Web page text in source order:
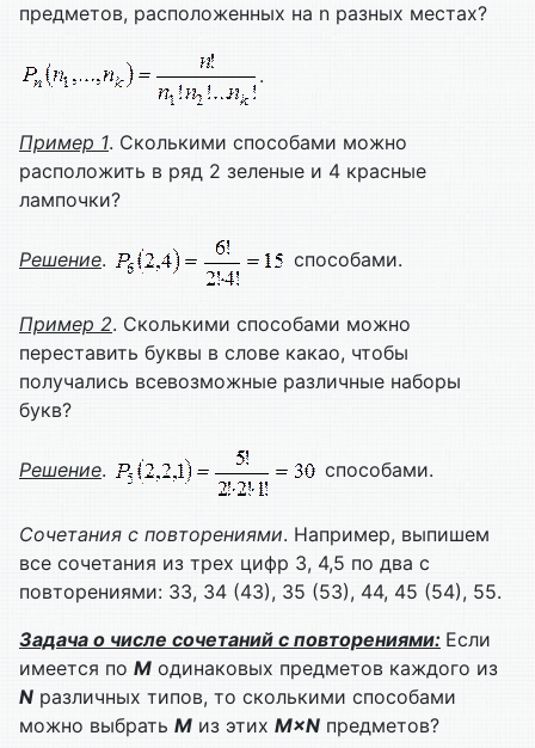
предметов, расположенных на n разных местах?
.
Пример 1. Сколькими способами можно
расположить в ряд 2 зеленые и 4 красные
лампочки?
Решение. способами.
Пример 2. Сколькими способами можно
переставить буквы в слове какао, чтобы
получались всевозможные различные наборы
букв?
Решение. способами.
Сочетания с повторениями. Например, выпишем
все сочетания из трех цифр 3, 4,5 по два с
повторениями: 33, 34 (43), 35 (53), 44, 45 (54), 55.
Задача о числе сочетаний с повторениями: Если
имеется по M одинаковых предметов каждого из
N различных типов, то сколькими способами
можно выбрать M из этих M×N предметов?